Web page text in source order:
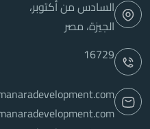
السادس من أكتوبر،
الجيزة، مصر
16729